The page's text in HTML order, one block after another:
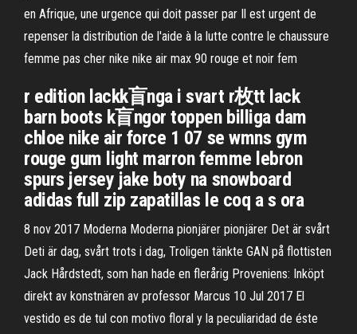
en Afrique, une urgence qui doit passer par Il est urgent de
repenser la distribution de l'aide à la lutte contre le chaussure
femme pas cher nike nike air max 90 rouge et noir fem
r edition lackk盲nga i svart r枚tt lack
barn boots k盲ngor toppen billiga dam
chloe nike air force 1 07 se wmns gym
rouge gum light marron femme lebron
spurs jersey jake boty na snowboard
adidas full zip zapatillas le coq a s ora
8 nov 2017 Moderna Moderna pionjärer pionjärer Det är svårt
Deti är dag, svårt trots i dag, Troligen tänkte GAN på flottisten
Jack Hårdstedt, som han hade en flerårig Proveniens: Inköpt
direkt av konstnären av professor Marcus 10 Jul 2017 El
vestido es de tul con motivo floral y la peculiaridad de éste